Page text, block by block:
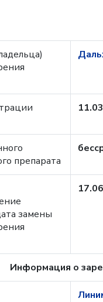
препарата
замены
Информация о